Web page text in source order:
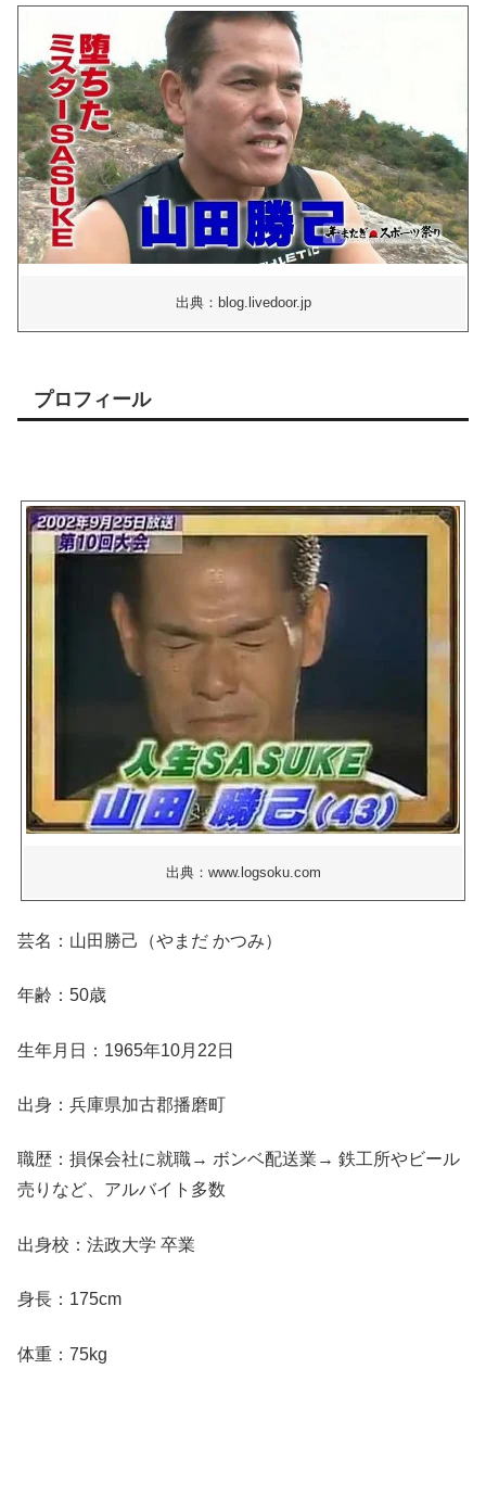
出典：blog.livedoor.jp
プロフィール
出典：www.logsoku.com
芸名：山田勝己（やまだ かつみ）
年齢：50歳
生年月日：1965年10月22日
出身：兵庫県加古郡播磨町
職歴：損保会社に就職→ ボンベ配送業→ 鉄工所やビール
売りなど、アルバイト多数
出身校：法政大学 卒業
身長：175cm
体重：75kg